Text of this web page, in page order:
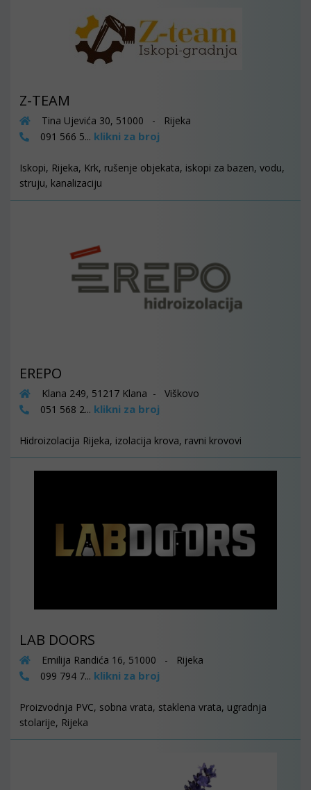
Z-TEAM
Tina Ujevića 30, 51000 - Rijeka
091 566 5... klikni za broj
Iskopi, Rijeka, Krk, rušenje objekata, iskopi za bazen, vodu,
struju, kanalizaciju
EREPO
Klana 249, 51217 Klana - Viškovo
051 568 2... klikni za broj
Hidroizolacija Rijeka, izolacija krova, ravni krovovi
LAB DOORS
Emilija Randića 16, 51000 - Rijeka
099 794 7... klikni za broj
Proizvodnja PVC, sobna vrata, staklena vrata, ugradnja
stolarije, Rijeka